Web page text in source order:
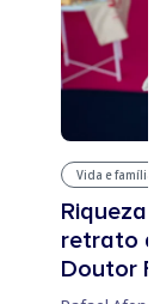
Vida e família
retrato
Doutor